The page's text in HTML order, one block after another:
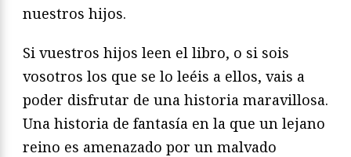
nuestros hijos.
Si vuestros hijos leen el libro, o si sois
vosotros los que se lo leéis a ellos, vais a
poder disfrutar de una historia maravillosa.
Una historia de fantasía en la que un lejano
reino es amenazado por un malvado